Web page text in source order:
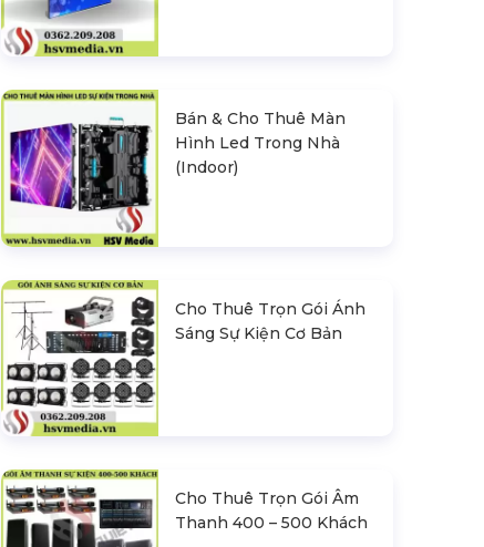
Bán & Cho Thuê Màn
Hình Led Trong Nhà
(Indoor)
Cho Thuê Trọn Gói Ánh
Sáng Sự Kiện Cơ Bản
Cho Thuê Trọn Gói Âm
Thanh 400 – 500 Khách